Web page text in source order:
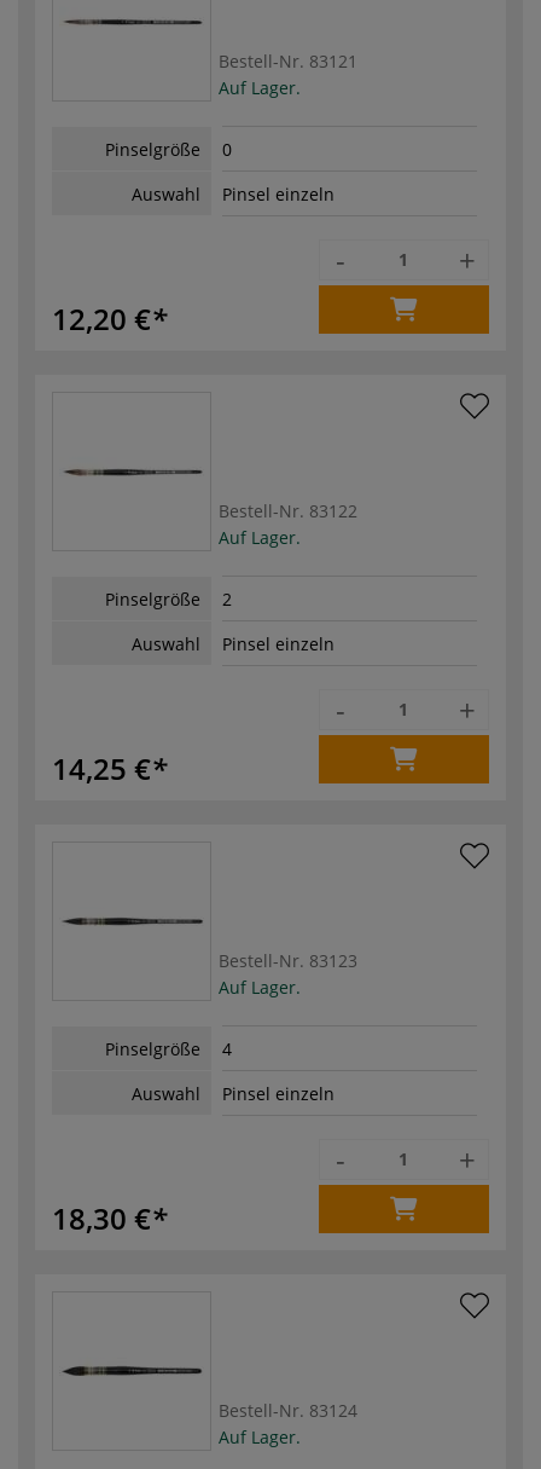
Bestell-Nr. 83121
Auf Lager.
Pinselgröße
0
Auswahl
Pinsel einzeln
12,20 €
- +
Bestell-Nr. 83122
Auf Lager.
Pinselgröße
2
Auswahl
Pinsel einzeln
14,25 €
- +
Bestell-Nr. 83123
Auf Lager.
Pinselgröße
4
Auswahl
Pinsel einzeln
18,30 €
- +
Bestell-Nr. 83124
Auf Lager.